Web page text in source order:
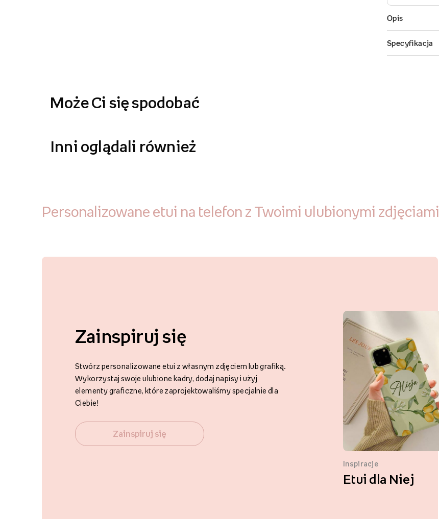
Może Ci się spodobać
Inni oglądali również
Personalizowane etui na telefon z Twoimi ulubionymi zdjęciami
Zainspiruj się
Stwórz personalizowane etui z własnym zdjęciem lub grafiką.
Wykorzystaj swoje ulubione kadry, dodaj napisy i użyj
elementy graficzne, które zaprojektowaliśmy specjalnie dla
Ciebie!
Zainspiruj się
Inspiracje
Etui dla Niej